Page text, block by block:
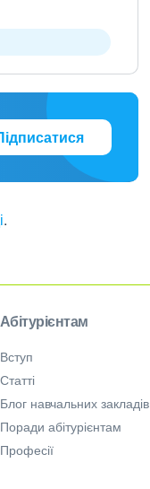
.
Абітурієнтам
Вступ
Статті
Блог навчальних закладів
Поради абітурієнтам
Професії